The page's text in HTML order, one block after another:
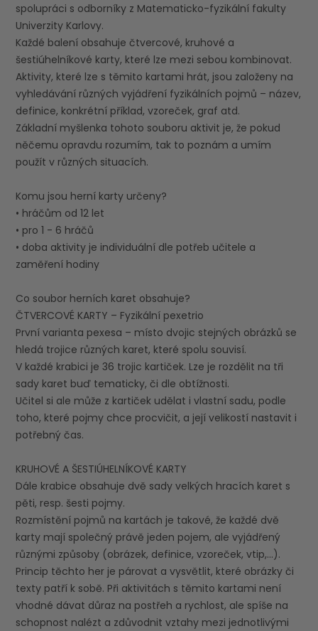
spolupráci s odborníky z Matematicko-fyzikální fakulty
Univerzity Karlovy.
Každé balení obsahuje čtvercové, kruhové a
šestiúhelníkové karty, které lze mezi sebou kombinovat.
Aktivity, které lze s těmito kartami hrát, jsou založeny na
vyhledávání různých vyjádření fyzikálních pojmů – název,
definice, konkrétní příklad, vzoreček, graf atd.
Základní myšlenka tohoto souboru aktivit je, že pokud
něčemu opravdu rozumím, tak to poznám a umím
použít v různých situacích.
Komu jsou herní karty určeny?
• hráčům od 12 let
• pro 1 - 6 hráčů
• doba aktivity je individuální dle potřeb učitele a
zaměření hodiny
Co soubor herních karet obsahuje?
ČTVERCOVÉ KARTY – Fyzikální pexetrio
První varianta pexesa – místo dvojic stejných obrázků se
hledá trojice různých karet, které spolu souvisí.
V každé krabici je 36 trojic kartiček. Lze je rozdělit na tři
sady karet buď tematicky, či dle obtížnosti.
Učitel si ale může z kartiček udělat i vlastní sadu, podle
toho, které pojmy chce procvičit, a její velikostí nastavit i
potřebný čas.
KRUHOVÉ A ŠESTIÚHELNÍKOVÉ KARTY
Dále krabice obsahuje dvě sady velkých hracích karet s
pěti, resp. šesti pojmy.
Rozmístění pojmů na kartách je takové, že každé dvě
karty mají společný právě jeden pojem, ale vyjádřený
různými způsoby (obrázek, definice, vzoreček, vtip,…).
Princip těchto her je párovat a vysvětlit, které obrázky či
texty patří k sobě. Při aktivitách s těmito kartami není
vhodné dávat důraz na postřeh a rychlost, ale spíše na
schopnost nalézt a zdůvodnit vztahy mezi jednotlivými